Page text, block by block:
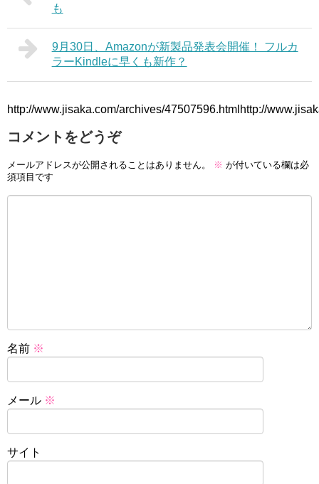
も
9月30日、Amazonが新製品発表会開催！ フルカ
ラーKindleに早くも新作？
http://www.jisaka.com/archives/47507596.htmlhttp://
コメントをどうぞ
メールアドレスが公開されることはありません。 ※ が付いている欄は必
須項目です
名前 ※
メール ※
サイト